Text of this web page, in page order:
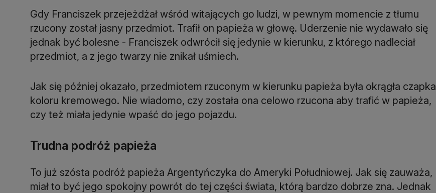
Gdy Franciszek przejeżdżał wśród witających go ludzi, w pewnym momencie z tłumu
rzucony został jasny przedmiot. Trafił on papieża w głowę. Uderzenie nie wydawało się
jednak być bolesne - Franciszek odwrócił się jedynie w kierunku, z którego nadleciał
przedmiot, a z jego twarzy nie znikał uśmiech.
Jak się później okazało, przedmiotem rzuconym w kierunku papieża była okrągła czapka
koloru kremowego. Nie wiadomo, czy została ona celowo rzucona aby trafić w papieża,
czy też miała jedynie wpaść do jego pojazdu.
Trudna podróż papieża
To już szósta podróż papieża Argentyńczyka do Ameryki Południowej. Jak się zauważa,
miał to być jego spokojny powrót do tej części świata, którą bardzo dobrze zna. Jednak